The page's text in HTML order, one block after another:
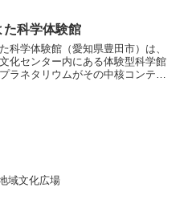
か...
た科学体験館
科学体験館（愛知県豊田市）は、
化センター内にある体験型科学館
ラネタリウムがその中核コンテン
域文化広場